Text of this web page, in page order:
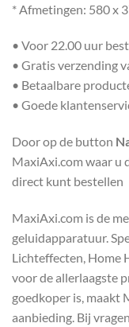
* Afmetingen: 580 x
• Voor 22.00 uur
• Gratis verzending
• Betaalbare
• Goede
Door op de button
MaxiAxi.com waar u
direct kunt bestellen
MaxiAxi.com is de
geluidapparatuur.
Lichteffecten, Home
voor de allerlaagste
goedkoper is, maakt
aanbieding. Bij